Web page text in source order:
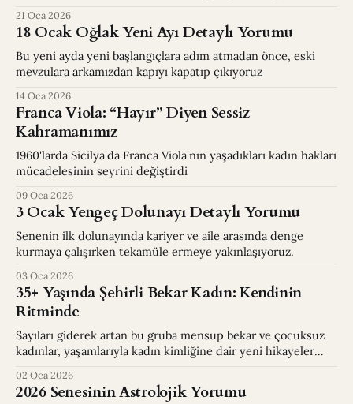
21 Oca 2026
18 Ocak Oğlak Yeni Ayı Detaylı Yorumu
Bu yeni ayda yeni başlangıçlara adım atmadan önce, eski
mevzulara arkamızdan kapıyı kapatıp çıkıyoruz
14 Oca 2026
Franca Viola: “Hayır” Diyen Sessiz
Kahramanımız
1960'larda Sicilya'da Franca Viola'nın yaşadıkları kadın hakları
mücadelesinin seyrini değiştirdi
09 Oca 2026
3 Ocak Yengeç Dolunayı Detaylı Yorumu
Senenin ilk dolunayında kariyer ve aile arasında denge
kurmaya çalışırken tekamüle ermeye yakınlaşıyoruz.
03 Oca 2026
35+ Yaşında Şehirli Bekar Kadın: Kendinin
Ritminde
Sayıları giderek artan bu gruba mensup bekar ve çocuksuz
kadınlar, yaşamlarıyla kadın kimliğine dair yeni hikayeler
02 Oca 2026
2026 Senesinin Astrolojik Yorumu